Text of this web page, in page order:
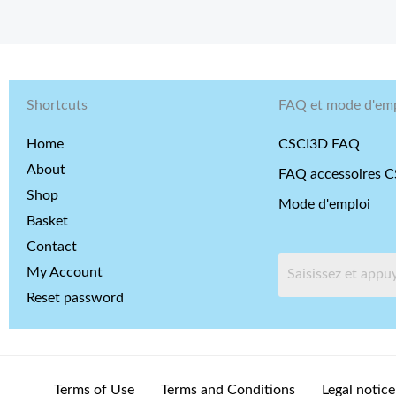
Shortcuts
Home
About
Shop
Basket
Contact
My Account
Reset password
FAQ et mode
CSCI3D FAQ
FAQ accessoires
Mode d'emploi
Terms of Use Terms and Conditions Legal notice